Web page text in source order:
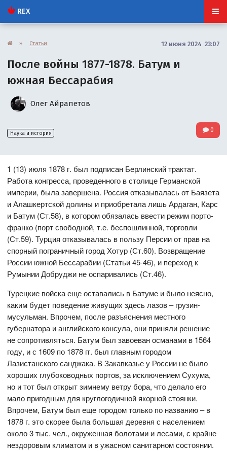
REX
» Статьи 12 июня 2024 23:07
После войны 1877-1878. Батум и
южная Бессарабия
Олег Айрапетов
Наука и история 0
1 (13) июля 1878 г. был подписан Берлинский трактат.
Работа конгресса, проведенного в столице Германской
империи, была завершена. Россия отказывалась от Баязета
и Алашкертской долины и приобретала лишь Ардаган, Карс
и Батум (Ст.58), в котором обязалась ввести режим порто-
франко (порт свободной, т.е. беспошлинной, торговли
(Ст.59). Турция отказывалась в пользу Персии от прав на
спорный пограничный город Хотур (Ст.60). Возвращение
России южной Бессарабии (Статьи 45-46), и переход к
Румынии Добруджи не оспаривались (Ст.46).
Турецкие войска еще оставались в Батуме и было неясно,
каким будет поведение живущих здесь лазов – грузин-
мусульман. Впрочем, после разъяснения местного
губернатора и английского консула, они приняли решение
не сопротивляться. Батум был завоеван османами в 1564
году, и с 1609 по 1878 гг. был главным городом
Лазистанского санджака. В Закавказье у России не было
хороших глубоководных портов, за исключением Сухума,
но и тот был открыт зимнему ветру бора, что делало его
мало пригодным для круглогодичной якорной стоянки.
Впрочем, Батум был еще городом только по названию – в
1878 г. это скорее была большая деревня с населением
около 3 тыс. чел., окруженная болотами и лесами, с крайне
нездоровым климатом и в ужасном санитарном состоянии.